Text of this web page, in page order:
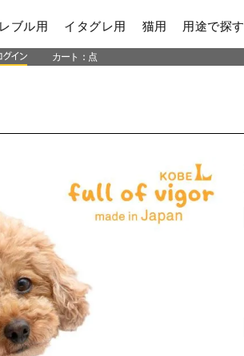
ブル用 イタグレ用 猫用 用途で探す
カート： 点